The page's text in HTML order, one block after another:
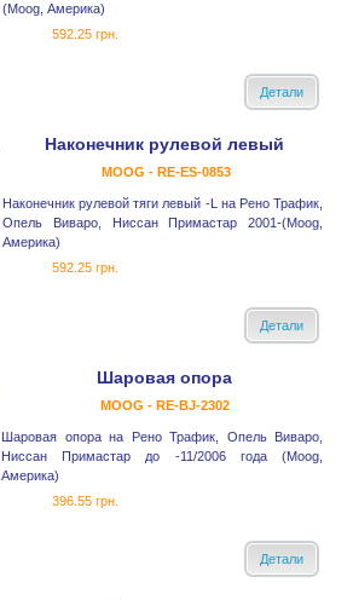
(Moog, Америка)
592.25 грн.
Детали
Наконечник рулевой левый
MOOG - RE-ES-0853
Наконечник рулевой тяги левый -L на Рено Трафик,
Опель Виваро, Ниссан Примастар 2001-(Moog,
Америка)
592.25 грн.
Детали
Шаровая опора
MOOG - RE-BJ-2302
Шаровая опора на Рено Трафик, Опель Виваро,
Ниссан Примастар до -11/2006 года (Moog,
Америка)
396.55 грн.
Детали